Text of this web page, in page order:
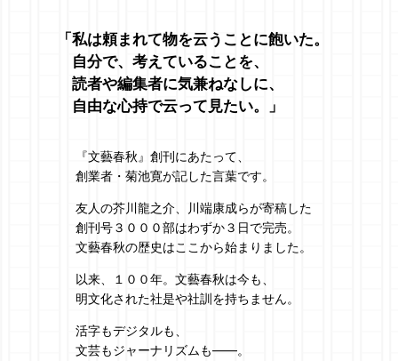
「私は頼まれて物を云うことに飽いた。
自分で、考えていることを、
読者や編集者に気兼ねなしに、
自由な心持で云って見たい。」
『文藝春秋』創刊にあたって、
創業者・菊池寛が記した言葉です。
友人の芥川龍之介、川端康成らが寄稿した
創刊号３０００部はわずか３日で完売。
文藝春秋の歴史はここから始まりました。
以来、１００年。文藝春秋は今も、
明文化された社是や社訓を持ちません。
活字もデジタルも、
文芸もジャーナリズムも――。